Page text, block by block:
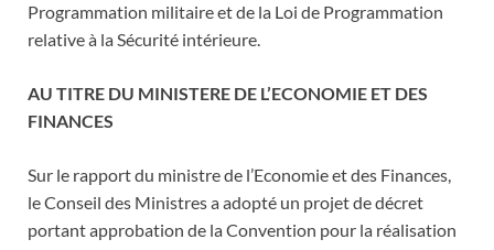
Programmation militaire et de la Loi de Programmation
relative à la Sécurité intérieure.
AU TITRE DU MINISTERE DE L’ECONOMIE ET DES
FINANCES
Sur le rapport du ministre de l’Economie et des Finances,
le Conseil des Ministres a adopté un projet de décret
portant approbation de la Convention pour la réalisation